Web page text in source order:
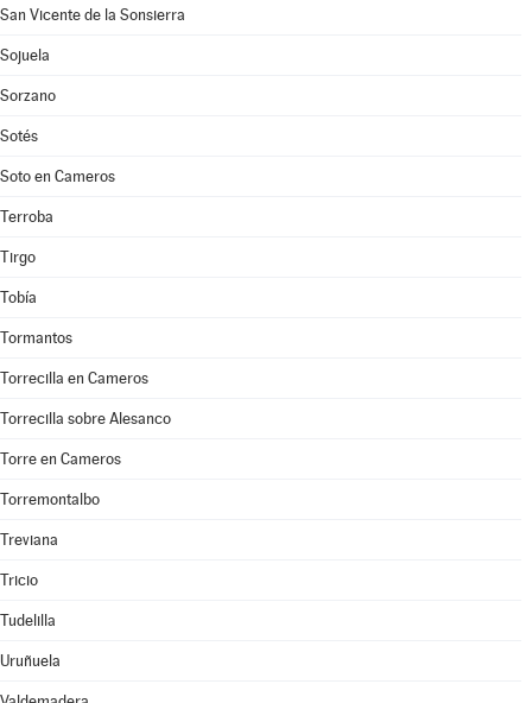
San Vicente de la Sonsierra
Sojuela
Sorzano
Sotés
Soto en Cameros
Terroba
Tirgo
Tobía
Tormantos
Torrecilla en Cameros
Torrecilla sobre Alesanco
Torre en Cameros
Torremontalbo
Treviana
Tricio
Tudelilla
Uruñuela